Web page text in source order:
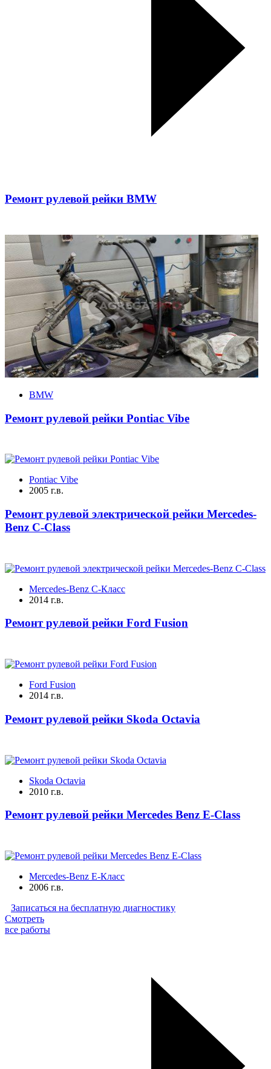
Ремонт рулевой рейки BMW
BMW
Ремонт рулевой рейки Pontiac Vibe
Pontiac Vibe
2005 г.в.
Ремонт рулевой электрической рейки Mercedes-
Benz C-Class
Mercedes-Benz C-Класс
2014 г.в.
Ремонт рулевой рейки Ford Fusion
Ford Fusion
2014 г.в.
Ремонт рулевой рейки Skoda Octavia
Skoda Octavia
2010 г.в.
Ремонт рулевой рейки Mercedes Benz E-Class
Mercedes-Benz E-Класс
2006 г.в.
Записаться на бесплатную диагностику
Смотреть
все работы